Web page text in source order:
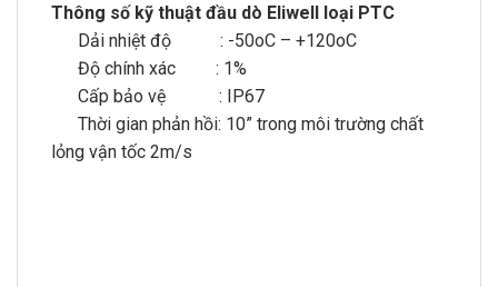
Thông số kỹ thuật đầu dò Eliwell loại PTC
Dải nhiệt độ : -50oC – +120oC
Độ chính xác : 1%
Cấp bảo vệ : IP67
Thời gian phản hồi: 10” trong môi trường chất
lỏng vận tốc 2m/s